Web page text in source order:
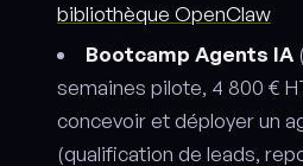
bibliothèque OpenClaw
Bootcamp Agents IA
semaines pilote, 4 800 €
concevoir et déployer un
(qualification de leads,